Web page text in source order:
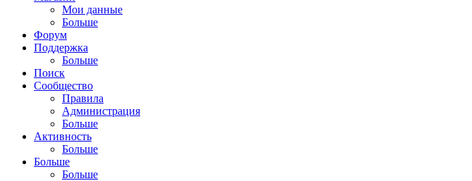
Мои данные
Больше
Форум
Поддержка
Больше
Поиск
Сообщество
Правила
Администрация
Больше
Активность
Больше
Больше
Больше